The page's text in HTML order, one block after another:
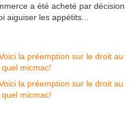
a été acheté par décision
aiguiser les appétits...